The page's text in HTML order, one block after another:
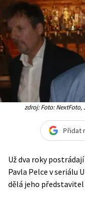
zdroj: Foto: NextFoto,
Přidat
Už dva roky
Pavla Pelce v seriálu
dělá jeho představitel